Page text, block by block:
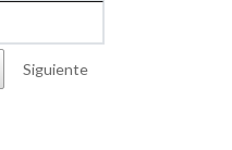
Siguiente